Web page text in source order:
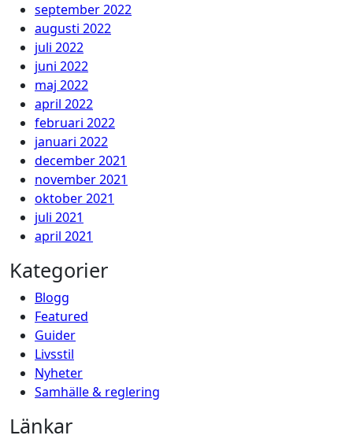
september 2022
augusti 2022
juli 2022
juni 2022
maj 2022
april 2022
februari 2022
januari 2022
december 2021
november 2021
oktober 2021
juli 2021
april 2021
Kategorier
Blogg
Featured
Guider
Livsstil
Nyheter
Samhälle & reglering
Länkar